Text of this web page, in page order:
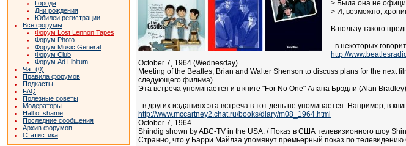
Города
Дни рождения
Юбилеи регистрации
Все форумы
Форум Lost Lennon Tapes
Форум Photo
Форум Music General
Форум Club
Форум Ad Libitum
Чат (0)
Правила форумов
Подкасты
FAQ
Полезные советы
Модераторы
Hall of shame
Последние сообщения
Архив форумов
Статистика
> Была она не
> И, возможно,
В пользу такого
- в некоторых
http://
October 7, 1964 (Wednesday)
Meeting of the Beatles, Brian and Walter Shenson to discuss plans for the
следующего фильма).
Эта встреча упоминается и в книге "For No One" Алана Брэдли (Alan
- в других изданиях эта встреча в тот день не упоминается. Например, в
http://www.mccartney2.chat.ru/books/diary/m08_1964.html
October 7, 1964
Shindig shown by ABC-TV in the USA. / Показ в США телевизионного шоу
Странно, что у Барри Майлза упомянут премьерный показ по